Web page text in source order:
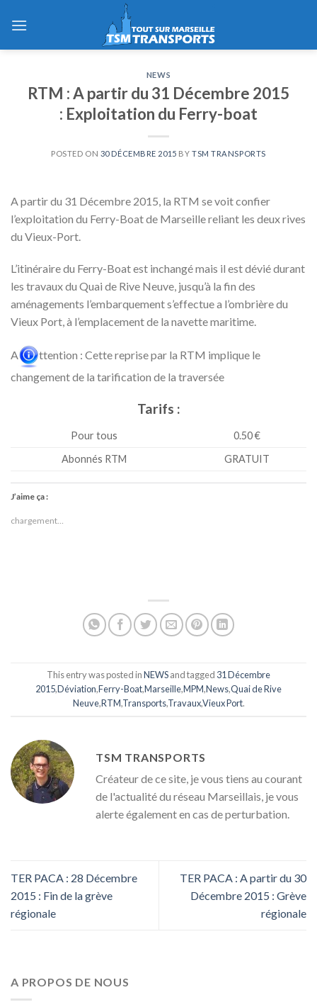
NEWS
RTM : A partir du 31 Décembre 2015
: Exploitation du Ferry-boat
POSTED ON 30 DÉCEMBRE 2015 BY TSM TRANSPORTS
A partir du 31 Décembre 2015, la RTM se voit confier
l’exploitation du Ferry-Boat de Marseille reliant les deux rives
du Vieux-Port.
L’itinéraire du Ferry-Boat est inchangé mais il est dévié durant
les travaux du Quai de Rive Neuve, jusqu’à la fin des
aménagements l’embarquement s’effectue a l’ombrière du
Vieux Port, à l’emplacement de la navette maritime.
A
ttention : Cette reprise par la RTM implique le
changement de la tarification de la traversée
Tarifs :
Pour tous
0.50 €
Abonnés RTM
GRATUIT
J’aime ça :
chargement…
This entry was posted inNEWSand tagged 31 Décembre
2015,Déviation,Ferry-Boat,Marseille,MPM,News,Quai de Rive
Neuve,RTM,Transports,Travaux,Vieux Port.
TSM TRANSPORTS
Créateur de ce site, je vous tiens au courant
de l'actualité du réseau Marseillais, je vous
alerte également en cas de perturbation.
TER PACA : 28 Décembre
2015 : Fin de la grève
régionale
TER PACA : A partir du 30
Décembre 2015 : Grève
régionale
A PROPOS DE NOUS